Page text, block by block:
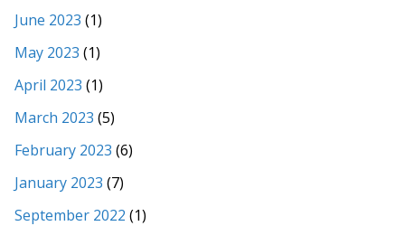
June 2023 (1)
May 2023 (1)
April 2023 (1)
March 2023 (5)
February 2023 (6)
January 2023 (7)
September 2022 (1)